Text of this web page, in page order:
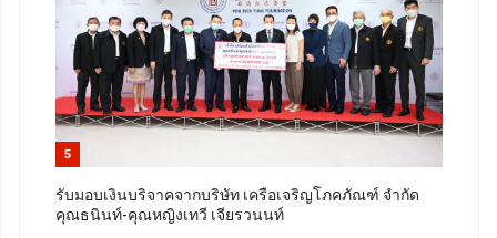
5
รับมอบเงินบริจาคจากบริษัท เครือเจริญโภคภัณฑ์ จำกัด
คุณธนินท์-คุณหญิงเทวี เจียรวนนท์